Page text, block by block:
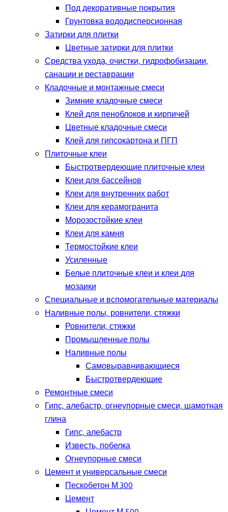
Под декоративные покрытия
Грунтовка вододисперсионная
Затирки для плитки
Цветные затирки для плитки
Средства ухода, очистки, гидрофобизации,
санации и реставрации
Кладочные и монтажные смеси
Зимние кладочные смеси
Клей для пеноблоков и кирпичей
Цветные кладочные смеси
Клей для гипсокартона и ПГП
Плиточные клеи
Быстротвердеющие плиточные клеи
Клеи для бассейнов
Клеи для внутренних работ
Клеи для керамогранита
Морозостойкие клеи
Клеи для камня
Термостойкие клеи
Усиленные
Белые плиточные клеи и клеи для
мозаики
Специальные и вспомогательные материалы
Наливные полы, ровнители, стяжки
Ровнители, стяжки
Промышленные полы
Наливные полы
Самовыравнивающиеся
Быстротвердеющие
Ремонтные смеси
Гипс, алебастр, огнеупорные смеси, шамотная
глина
Гипс, алебастр
Известь, побелка
Огнеупорные смеси
Цемент и универсальные смеси
Пескобетон М 300
Цемент